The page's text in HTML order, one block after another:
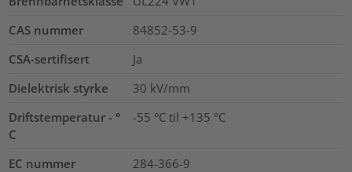
CAS nummer
84852-53-9
CSA-sertifisert
Ja
Dielektrisk styrke
30 kV/mm
Driftstemperatur - °
C
-55 °C til +135 °C
EC nummer
284-366-9